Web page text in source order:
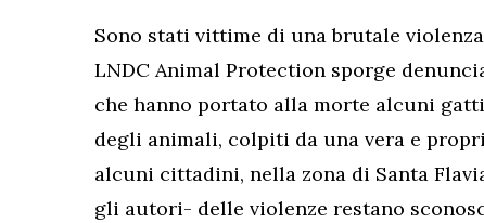
Sono stati vittime di una brutale
LNDC Animal Protection sporge
che hanno portato alla morte alcuni
degli animali, colpiti da una vera e
alcuni cittadini, nella zona di Santa
gli autori- delle violenze restano